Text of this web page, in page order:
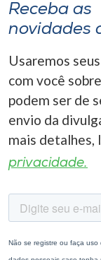
Receba as
novidades
Usaremos
com você
podem ser de
envio da
mais detalhes,
privacidade.